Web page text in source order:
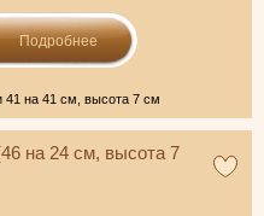
Подробнее
41 на 41 см, высота 7 см
на 24 см, высота 7